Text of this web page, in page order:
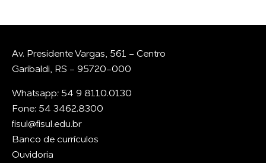
Av. Presidente Vargas, 561 - Centro
Garibaldi, RS - 95720-000
Whatsapp: 54 9 8110.0130
Fone: 54 3462.8300
fisul@fisul.edu.br
Banco de currículos
Ouvidoria